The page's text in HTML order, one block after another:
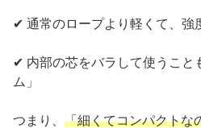
✔ 通常のロープより軽くて、強
✔ 内部の芯をバラして使うこと
ム」
つまり、 「細くてコンパクトな